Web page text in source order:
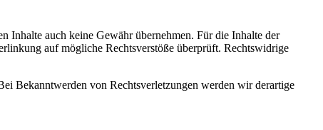
Inhalte auch keine Gewähr übernehmen. Für die Inhalte der
auf mögliche Rechtsverstöße überprüft. Rechtswidrige
Bekanntwerden von Rechtsverletzungen werden wir derartige